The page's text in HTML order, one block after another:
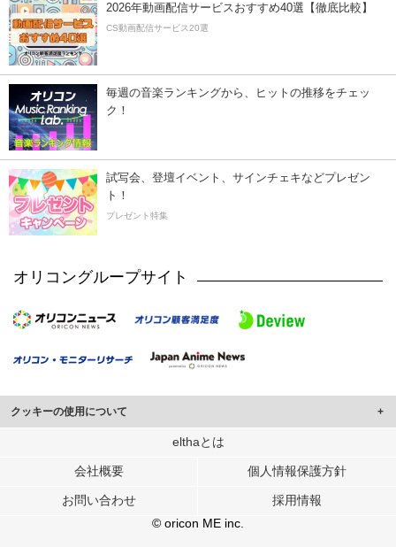
2026年動画配信サービスおすすめ40選【徹底比較】
CS動画配信サービス20選
毎週の音楽ランキングから、ヒットの推移をチェッ
ク！
試写会、登壇イベント、サインチェキなどプレゼン
ト！
プレゼント特集
オリコングループサイト
クッキーの使用について
このサイトでは Cookie を使用して、ユーザーに合わせたコンテンツや広告の
行っています。
メディアや広告配信、データ解析の各パートナーに提供しています。
各パートナーは、この情報とユーザーが各パートナーに提供した他の情報や、
ユーザーが各パートナーのサービスを使用したときに収集した他の情報を組み
elthaとは
会社概要 個人情報保護方針
お問い合わせ
採用情報
© oricon ME inc.